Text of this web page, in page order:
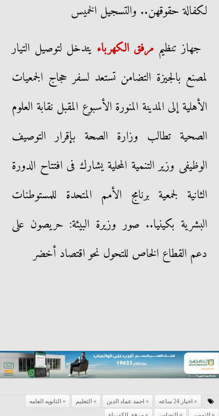
لكفالة حقوقهن.. والتسجيل الخميس
جهاز تنظيم مرفق الكهرباء يتدخل لتوصيل التيار
لمصنع بالجيزة التضامن تستعد لسفر حجاج الجمعيات
الأهلية إلى المدينة المنورة الأسبوع المقبل نقابة العلوم
الصحية تطالب وزارة الصحة بإقرار التوصيف
الوظيفى وزير التنمية المحلية يشارك فى افتتاح الدورة
الثانية لجمعية برنامج الأمم المتحدة للمستوطنات
البشرية بكينيا.. صور وزيرة البيئة: حريصون على
دعم القطاع الخاص للتحول نحو اقتصاد أخضر
اخبار 24 ساعه احمد عماد الدين التعليم
الثانويه العامه